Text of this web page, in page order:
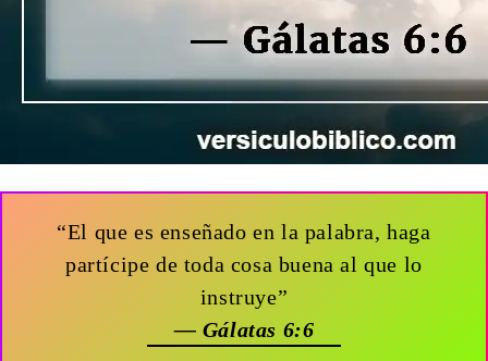
“El que es enseñado en la palabra, haga
partícipe de toda cosa buena al que lo
instruye”
— Gálatas 6:6